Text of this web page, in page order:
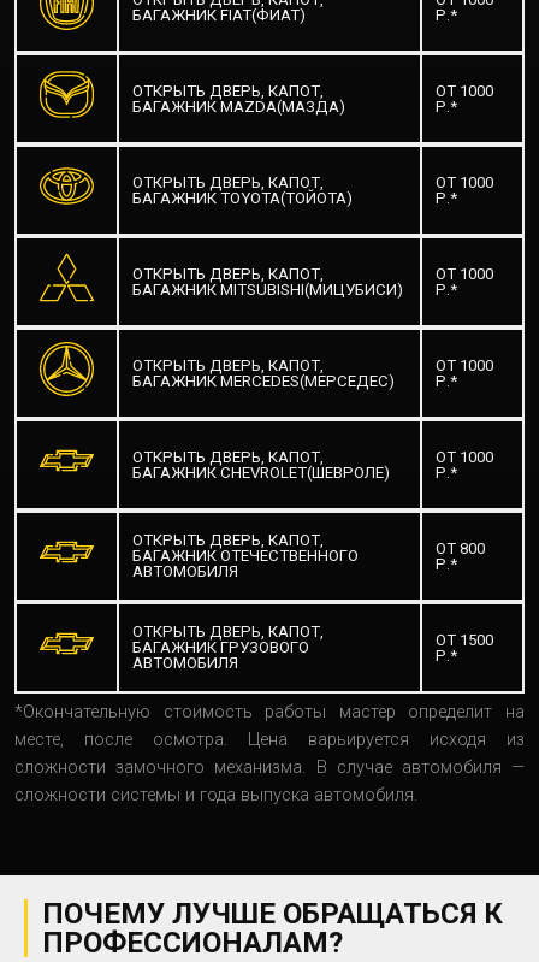
БАГАЖНИК FIAT(ФИАТ)
Р.*
ОТКРЫТЬ ДВЕРЬ, КАПОТ,
БАГАЖНИК MAZDA(МАЗДА)
ОТ 1000
Р.*
ОТКРЫТЬ ДВЕРЬ, КАПОТ,
БАГАЖНИК TOYOTA(ТОЙОТА)
ОТ 1000
Р.*
ОТКРЫТЬ ДВЕРЬ, КАПОТ,
БАГАЖНИК MITSUBISHI(МИЦУБИСИ)
ОТ 1000
Р.*
ОТКРЫТЬ ДВЕРЬ, КАПОТ,
БАГАЖНИК MERCEDES(МЕРСЕДЕС)
ОТ 1000
Р.*
ОТКРЫТЬ ДВЕРЬ, КАПОТ,
БАГАЖНИК CHEVROLET(ШЕВРОЛЕ)
ОТ 1000
Р.*
ОТКРЫТЬ ДВЕРЬ, КАПОТ,
БАГАЖНИК ОТЕЧЕСТВЕННОГО
АВТОМОБИЛЯ
ОТ 800
Р.*
ОТКРЫТЬ ДВЕРЬ, КАПОТ,
БАГАЖНИК ГРУЗОВОГО
АВТОМОБИЛЯ
ОТ 1500
Р.*
*Окончательную стоимость работы мастер определит на
месте, после осмотра. Цена варьируется исходя из
сложности замочного механизма. В случае автомобиля —
сложности системы и года выпуска автомобиля.
ПОЧЕМУ ЛУЧШЕ ОБРАЩАТЬСЯ К
ПРОФЕССИОНАЛАМ?